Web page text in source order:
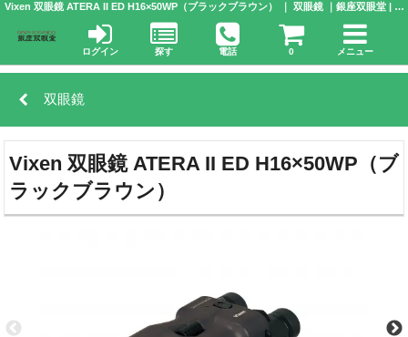
双眼鏡
Vixen 双眼鏡 ATERA II ED H16×50WP（ブ
ラックブラウン）
Vixen 双眼鏡 ATERA II ED H16×50WP（ブラックブラウン） ｜ 双眼鏡 ｜銀座双眼堂 | 株式会社 アドウエーブ
ログイン 探す 電話 0 メニュー